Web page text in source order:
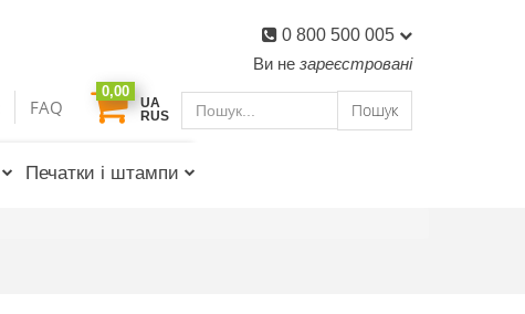
Пошук
UA
RUS
0,00
Ви не зареєстровані
0 800 500 005
FAQ
Печатки і штампи